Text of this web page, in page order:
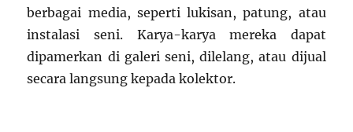
berbagai media, seperti lukisan, patung, atau
instalasi seni. Karya-karya mereka dapat
dipamerkan di galeri seni, dilelang, atau dijual
secara langsung kepada kolektor.